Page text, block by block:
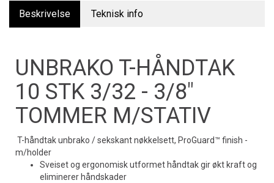
Beskrivelse Teknisk info
UNBRAKO T-HÅNDTAK
10 STK 3/32 - 3/8"
TOMMER M/STATIV
T-håndtak unbrako / sekskant nøkkelsett, ProGuard™ finish -
m/holder
Sveiset og ergonomisk utformet håndtak gir økt kraft og
eliminerer håndskader